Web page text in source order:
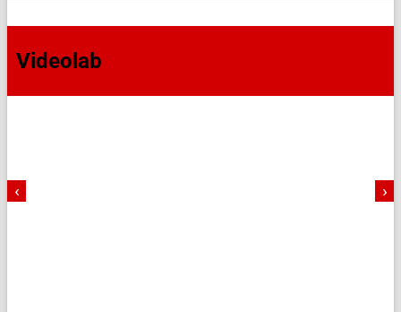
Videolab
‹ ›